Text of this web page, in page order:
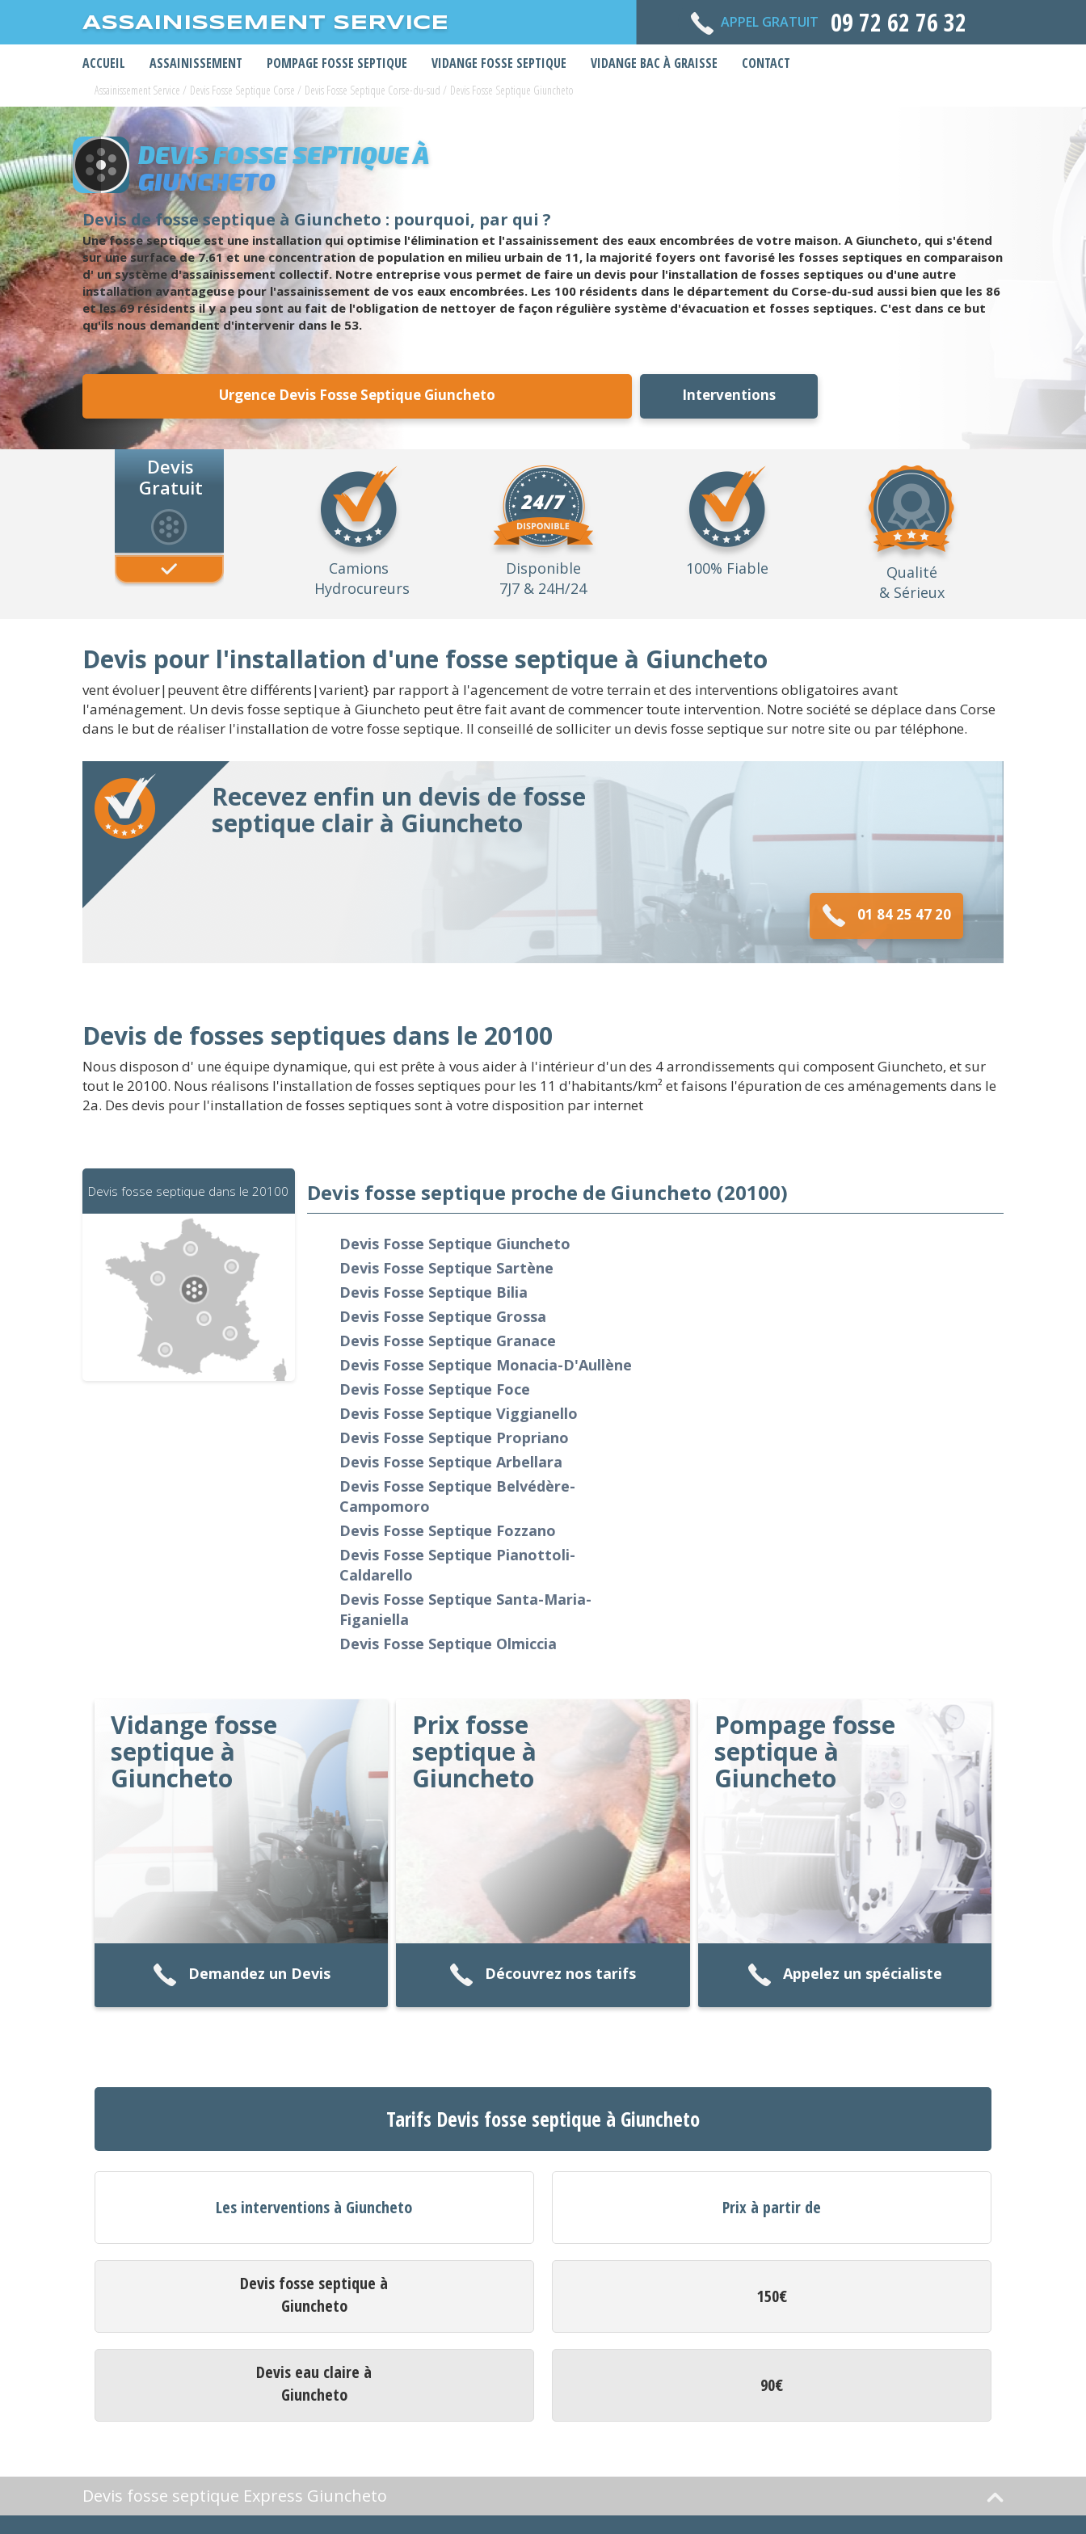
ASSAINISSEMENT SERVICE APPEL GRATUIT 09 72 62 76 32
ACCUEIL ASSAINISSEMENT POMPAGE FOSSE SEPTIQUE VIDANGE FOSSE SEPTIQUE VIDANGE BAC À GRAISSE CONTACT
Assainissement Service / Devis Fosse Septique Corse / Devis Fosse Septique Corse-du-sud / Devis Fosse Septique Giuncheto
DEVIS FOSSE SEPTIQUE À
GIUNCHETO
Devis de fosse septique à Giuncheto : pourquoi, par qui ?
Une fosse septique est une installation qui optimise l'élimination et l'assainissement des eaux encombrées de votre maison. A Giuncheto, qui s'étend
sur une surface de 7.61 et une concentration de population en milieu urbain de 11, la majorité foyers ont favorisé les fosses septiques en comparaison
d' un système d'assainissement collectif. Notre entreprise vous permet de faire un devis pour l'installation de fosses septiques ou d'une autre
installation avantageuse pour l'assainissement de vos eaux encombrées. Les 100 résidents dans le département du Corse-du-sud aussi bien que les 86
et les 69 résidents il y a peu sont au fait de l'obligation de nettoyer de façon régulière système d'évacuation et fosses septiques. C'est dans ce but
qu'ils nous demandent d'intervenir dans le 53.
Urgence Devis Fosse Septique Giuncheto Interventions
Devis
Gratuit
Camions
Hydrocureurs
Disponible
7J7 & 24H/24
100% Fiable
Qualité
& Sérieux
Devis pour l'installation d'une fosse septique à Giuncheto
vent évoluer|peuvent être différents|varient} par rapport à l'agencement de votre terrain et des interventions obligatoires avant
l'aménagement. Un devis fosse septique à Giuncheto peut être fait avant de commencer toute intervention. Notre société se déplace dans Corse
dans le but de réaliser l'installation de votre fosse septique. Il conseillé de solliciter un devis fosse septique sur notre site ou par téléphone.
Recevez enfin un devis de fosse
septique clair à Giuncheto
01 84 25 47 20
Devis de fosses septiques dans le 20100
Nous disposon d' une équipe dynamique, qui est prête à vous aider à l'intérieur d'un des 4 arrondissements qui composent Giuncheto, et sur
tout le 20100. Nous réalisons l'installation de fosses septiques pour les 11 d'habitants/km² et faisons l'épuration de ces aménagements dans le
2a. Des devis pour l'installation de fosses septiques sont à votre disposition par internet
Devis fosse septique dans le 20100 Devis fosse septique proche de Giuncheto (20100)
Devis Fosse Septique Giuncheto
Devis Fosse Septique Sartène
Devis Fosse Septique Bilia
Devis Fosse Septique Grossa
Devis Fosse Septique Granace
Devis Fosse Septique Monacia-D'Aullène
Devis Fosse Septique Foce
Devis Fosse Septique Viggianello
Devis Fosse Septique Propriano
Devis Fosse Septique Arbellara
Devis Fosse Septique Belvédère-
Campomoro
Devis Fosse Septique Fozzano
Devis Fosse Septique Pianottoli-
Caldarello
Devis Fosse Septique Santa-Maria-
Figaniella
Devis Fosse Septique Olmiccia
Vidange fosse
septique à
Giuncheto
Demandez un Devis
Prix fosse
septique à
Giuncheto
Découvrez nos tarifs
Pompage fosse
septique à
Giuncheto
Appelez un spécialiste
Tarifs Devis fosse septique à Giuncheto
Les interventions à Giuncheto Prix à partir de
Devis fosse septique à
Giuncheto
150€
Devis eau claire à
Giuncheto
90€
Devis fosse septique Express Giuncheto